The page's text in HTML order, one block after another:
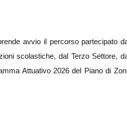
avvio il percorso partecipato
scolastiche, dal Terzo Settore,
Attuativo 2026 del Piano di